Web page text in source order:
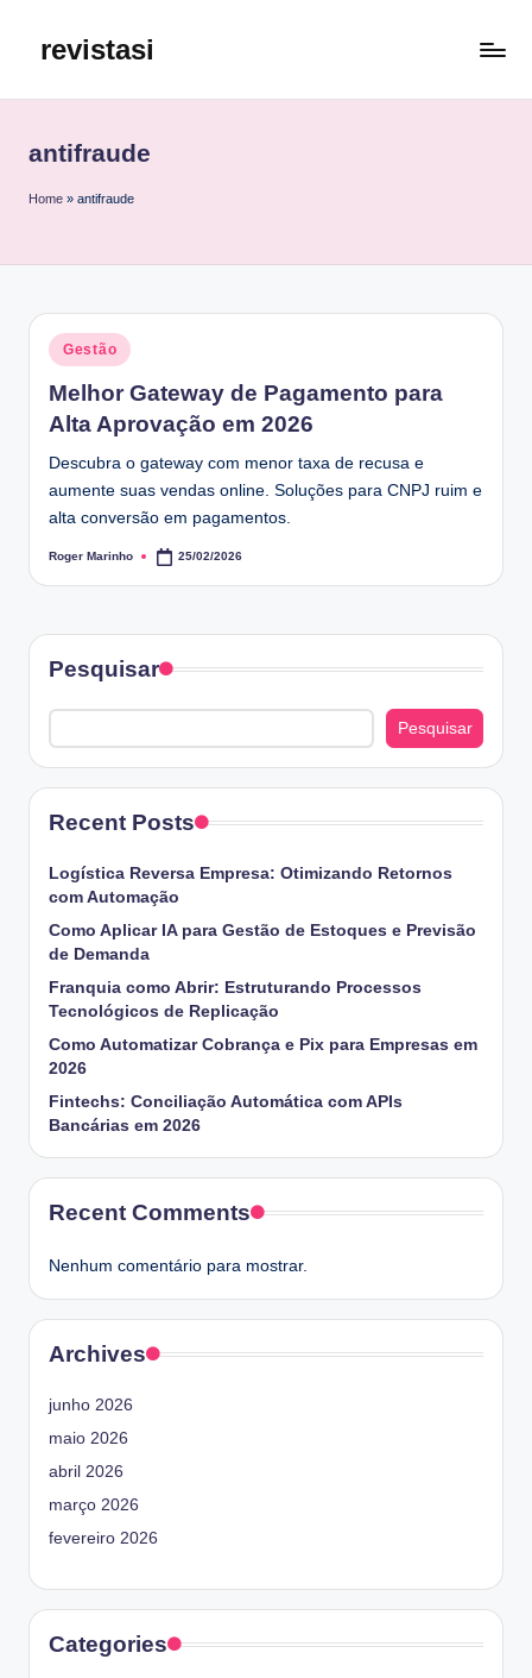
revistasi
melhor
mais
antifraude
Home » antifraude
Posted
in
Gestão
Melhor Gateway de Pagamento para
Alta Aprovação em 2026
Descubra o gateway com menor taxa de recusa e
aumente suas vendas online. Soluções para CNPJ ruim e
alta conversão em pagamentos.
Posted
Roger Marinho 25/02/2026
Pesquisar
Pesquisar
Recent Posts
Logística Reversa Empresa: Otimizando Retornos
com Automação
Como Aplicar IA para Gestão de Estoques e Previsão
de Demanda
Franquia como Abrir: Estruturando Processos
Tecnológicos de Replicação
Como Automatizar Cobrança e Pix para Empresas em
2026
Fintechs: Conciliação Automática com APIs
Bancárias em 2026
Recent Comments
Nenhum comentário para mostrar.
Archives
junho 2026
maio 2026
abril 2026
março 2026
fevereiro 2026
Categories